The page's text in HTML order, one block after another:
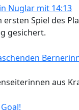
Nuglar mit 14:13
ersten Spiel des
gesichert.
aus